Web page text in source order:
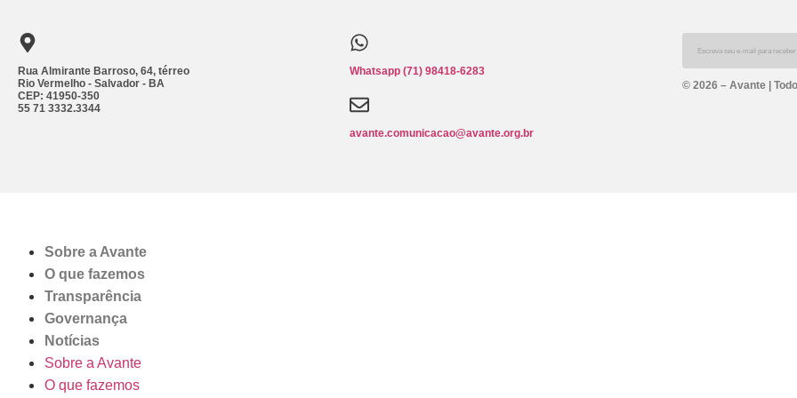
Rua Almirante Barroso, 64, térreo
Rio Vermelho - Salvador - BA
CEP: 41950-350
55 71 3332.3344
Whatsapp (71) 98418-6283
avante.comunicacao@avante.org.br
© 2026 – Avante |
Sobre a Avante
O que fazemos
Transparência
Governança
Notícias
Sobre a Avante
O que fazemos